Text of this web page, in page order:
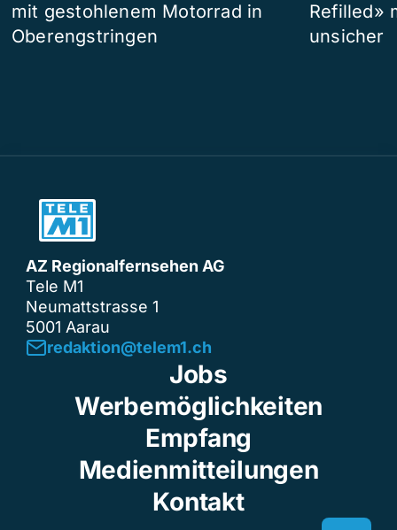
mit gestohlenem Motorrad in
Oberengstringen
Refilled»
unsicher
AZ Regionalfernsehen AG
Tele M1
Neumattstrasse 1
5001 Aarau
redaktion@telem1.ch
Jobs
Werbemöglichkeiten
Empfang
Medienmitteilungen
Kontakt